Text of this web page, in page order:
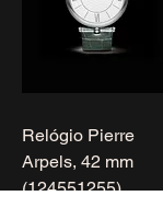
Relógio Pierre
Arpels, 42 mm
(124551255)